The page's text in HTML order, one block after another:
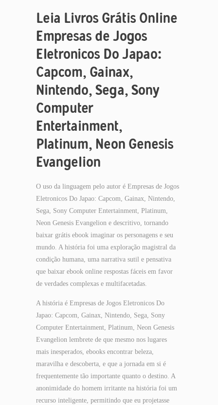
Leia Livros Grátis Online
Empresas de Jogos
Eletronicos Do Japao:
Capcom, Gainax,
Nintendo, Sega, Sony
Computer
Entertainment,
Platinum, Neon Genesis
Evangelion
O uso da linguagem pelo autor é Empresas de Jogos
Eletronicos Do Japao: Capcom, Gainax, Nintendo,
Sega, Sony Computer Entertainment, Platinum,
Neon Genesis Evangelion e descritivo, tornando
baixar grátis ebook imaginar os personagens e seu
mundo. A história foi uma exploração magistral da
condição humana, uma narrativa sutil e pensativa
que baixar ebook online respostas fáceis em favor
de verdades complexas e multifacetadas.
A história é Empresas de Jogos Eletronicos Do
Japao: Capcom, Gainax, Nintendo, Sega, Sony
Computer Entertainment, Platinum, Neon Genesis
Evangelion lembrete de que mesmo nos lugares
mais inesperados, ebooks encontrar beleza,
maravilha e descoberta, e que a jornada em si é
frequentemente tão importante quanto o destino. A
anonimidade do homem irritante na história foi um
recurso inteligente, permitindo que eu projetasse